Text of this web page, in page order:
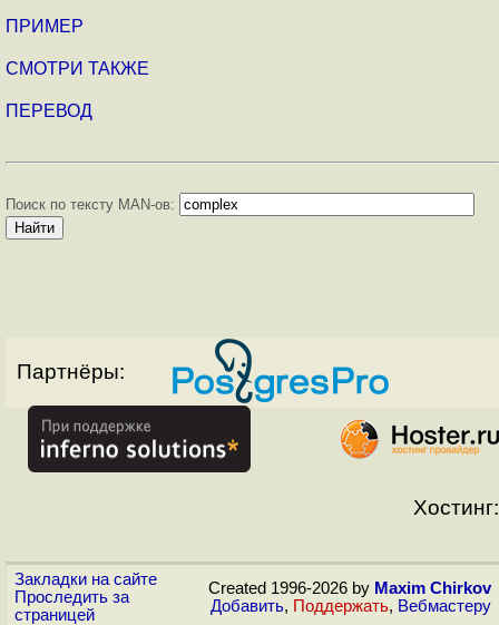
ПРИМЕР
СМОТРИ ТАКЖЕ
ПЕРЕВОД
Поиск по тексту MAN-ов:
Партнёры:
Хостинг:
Закладки на сайте
Проследить за
страницей
Created 1996-2026 by Maxim Chirkov
Добавить, Поддержать, Вебмастеру